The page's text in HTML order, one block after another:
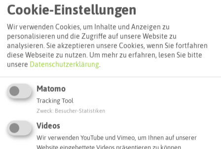
OpenStreetMap
Adresse:
Becky`s Kolpinghaus
Herzogswall 38
45657 Recklinghausen
Webseite
Cookie-Einstellungen
Wir verwenden Cookies, um Inhalte und Anzeigen zu
personalisieren und die Zugriffe auf unsere Website zu
analysieren. Sie akzeptieren unsere Cookies, wenn Sie fortfahren
diese Webseite zu nutzen. Um mehr zu erfahren, lesen Sie bitte
unsere Datenschutzerklärung.
Matomo
Tracking Tool
Zweck Besucher-Statistiken
Videos
Wir verwenden YouTube und Vimeo, um Ihnen auf unserer